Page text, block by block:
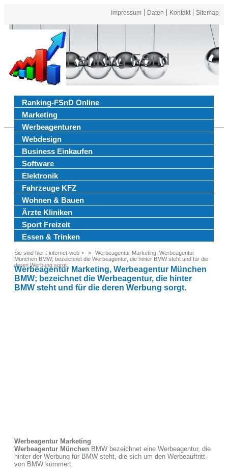
Impressum Daten Kontakt Sitemap
Ranking FSnd
Ranking-FSnD Online
Marketing
Werbeagenturen
Webdesign
Business Einkaufen
Software
Elektronik
Fahrzeuge KFZ
Wohnen & Bauen
Ärzte Kliniken
Sport Freizeit
Essen & Trinken
Sie sind hier : internet-web >
Werbeagentur Marketing, Werbeagentur
München BMW; bezeichnet die Werbeagentur, die hinter BMW steht und für die
deren Werbung sorgt.
Werbeagentur Marketing, Werbeagentur München
BMW; bezeichnet die Werbeagentur, die hinter
BMW steht und für die deren Werbung sorgt.
Werbeagentur Marketing
Werbeagentur München BMW bezeichnet eine Werbeagentur, die
hinter der Werbung für BMW steht, die sich um den Werbeauftritt
von BMW kümmert.